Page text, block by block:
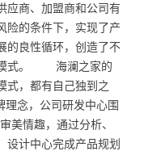
应商、加盟商和公司有
险的条件下，实现了产
的良性循环，创造了不
模式。 海澜之家的
式，都有自己独到之
念，公司研发中心围
美情趣，通过分析、
设计中心完成产品规划